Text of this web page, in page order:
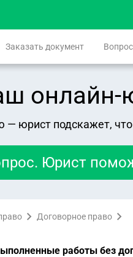
Заказать документ
онлайн-
— юрист подскажет,
Юрист
Договорное право
работы без